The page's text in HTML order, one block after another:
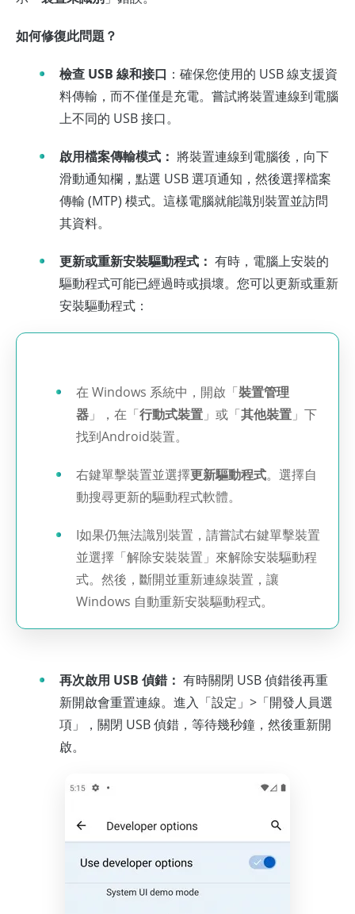
如何修復此問題？
檢查 USB 線和接口 ：確保您使用的 USB 線支援資
料傳輸，而不僅僅是充電。嘗試將裝置連線到電腦
上不同的 USB 接口。
啟用檔案傳輸模式： 將裝置連線到電腦後，向下
滑動通知欄，點選 USB 選項通知，然後選擇檔案
傳輸 (MTP) 模式。這樣電腦就能識別裝置並訪問
其資料。
更新或重新安裝驅動程式： 有時，電腦上安裝的
驅動程式可能已經過時或損壞。您可以更新或重新
安裝驅動程式：
在 Windows 系統中，開啟「裝置管理
器 」，在「行動式裝置 」或「其他裝置 」下
找到Android裝置。
右鍵單擊裝置並選擇更新驅動程式。選擇自
動搜尋更新的驅動程式軟體。
I如果仍無法識別裝置，請嘗試右鍵單擊裝置
並選擇「解除安裝裝置」來解除安裝驅動程
式。然後，斷開並重新連線裝置，讓
Windows 自動重新安裝驅動程式。
再次啟用 USB 偵錯： 有時關閉 USB 偵錯後再重
新開啟會重置連線。進入「設定」>「開發人員選
項」，關閉 USB 偵錯，等待幾秒鐘，然後重新開
啟。